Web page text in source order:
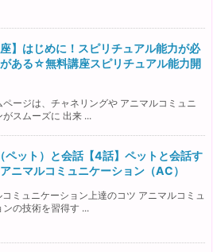
座】はじめに！スピリチュアル能力が必
ある☆無料講座スピリチュアル能力開
ページは、チャネリングや アニマルコミュニ
スムーズに 出来 ...
ペット）と会話【4話】ペットと会話す
ニマルコミュニケーション（AC）
ミュニケーション上達のコツ アニマルコミュ
ンの技術を習得す ...